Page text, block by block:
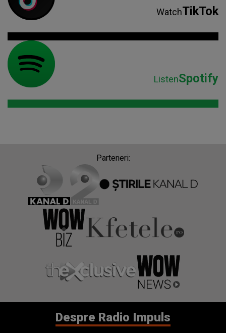
Despre Radio Impuls
Frecvențe Radio Impuls
Politica de confidentialitate
Politica de cookies
Contact
Termeni si conditii